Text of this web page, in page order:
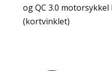
og QC 3.0
(kortvinklet)